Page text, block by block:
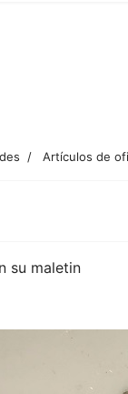
Artículos de
su maletin